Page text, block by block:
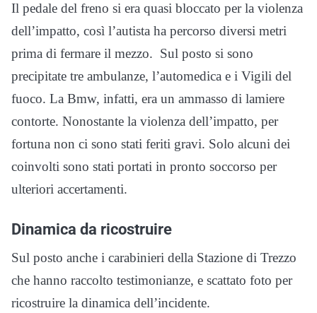
Il pedale del freno si era quasi bloccato per la violenza
dell’impatto, così l’autista ha percorso diversi metri
prima di fermare il mezzo. Sul posto si sono
precipitate tre ambulanze, l’automedica e i Vigili del
fuoco. La Bmw, infatti, era un ammasso di lamiere
contorte. Nonostante la violenza dell’impatto, per
fortuna non ci sono stati feriti gravi. Solo alcuni dei
coinvolti sono stati portati in pronto soccorso per
ulteriori accertamenti.
Dinamica da ricostruire
Sul posto anche i carabinieri della Stazione di Trezzo
che hanno raccolto testimonianze, e scattato foto per
ricostruire la dinamica dell’incidente.